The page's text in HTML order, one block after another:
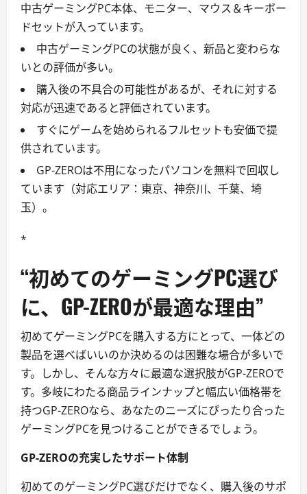
中古ゲーミングPC本体、モニター、マウス＆キーボー
ドセットが入っています。
中古ゲーミングPCの状態が良く、新品と変わらな
いとの評価が多い。
購入後の不具合の可能性があるが、それに対する
対応が迅速であると評価されています。
すぐにゲームを始められるフルセットも安価で提
供されています。
GP-ZEROは不用になったパソコンを無料で回収し
ています（対応エリア：東京、神奈川、千葉、埼
玉）。
*
“初めてのゲーミングPC選び
に、GP-ZEROが最適な理由”
初めてゲーミングPCを購入する方にとって、一体どの
製品を選べばいいのか決めるのは困難な場合が多いで
す。しかし、そんな方々に最適な選択肢がGP-ZEROで
す。多岐にわたる商品ラインナップと幅広い価格帯を
持つGP-ZEROなら、あなたのニーズにぴったり合った
ゲーミングPCを見つけることができるでしょう。
GP-ZEROの充実したサポート体制
初めてのゲーミングPC選びだけでなく、購入後のサポ